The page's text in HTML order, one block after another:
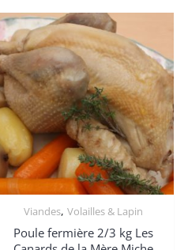
Viandes, Volailles & Lapin
Poule fermière 2/3 kg Les